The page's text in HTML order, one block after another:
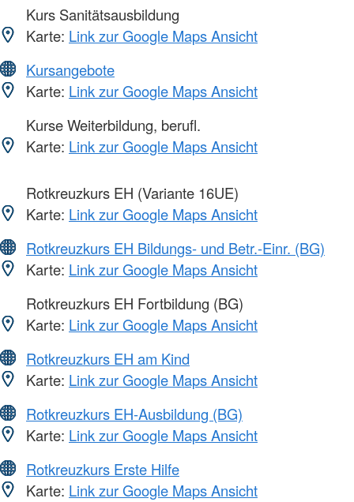
Kurs Sanitätsausbildung
Karte: Link zur Google Maps Ansicht
Kursangebote
Karte: Link zur Google Maps Ansicht
Kurse Weiterbildung, berufl.
Karte: Link zur Google Maps Ansicht
Rotkreuzkurs EH (Variante 16UE)
Karte: Link zur Google Maps Ansicht
Rotkreuzkurs EH Bildungs- und Betr.-Einr. (BG)
Karte: Link zur Google Maps Ansicht
Rotkreuzkurs EH Fortbildung (BG)
Karte: Link zur Google Maps Ansicht
Rotkreuzkurs EH am Kind
Karte: Link zur Google Maps Ansicht
Rotkreuzkurs EH-Ausbildung (BG)
Karte: Link zur Google Maps Ansicht
Rotkreuzkurs Erste Hilfe
Karte: Link zur Google Maps Ansicht